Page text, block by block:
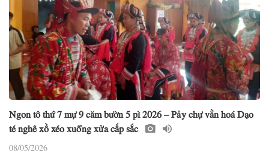
Ngon tô thứ 7 mự 9 căm bườn 5 pì 2026 – Pảy chự vằn hoá Dạo
té nghê xồ xéo xuổng xửa cấp sắc
08/05/2026